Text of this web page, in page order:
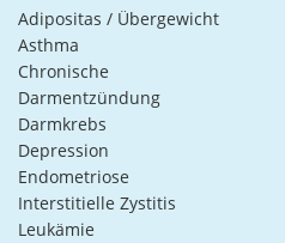
Adipositas / Übergewicht
Asthma
Chronische
Darmentzündung
Darmkrebs
Depression
Endometriose
Interstitielle Zystitis
Leukämie